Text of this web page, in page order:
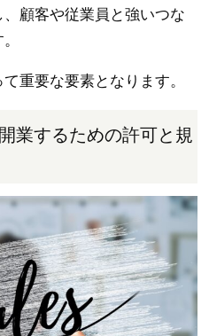
顧客や従業員と強いつな
重要な要素となります。
業するための許可と規